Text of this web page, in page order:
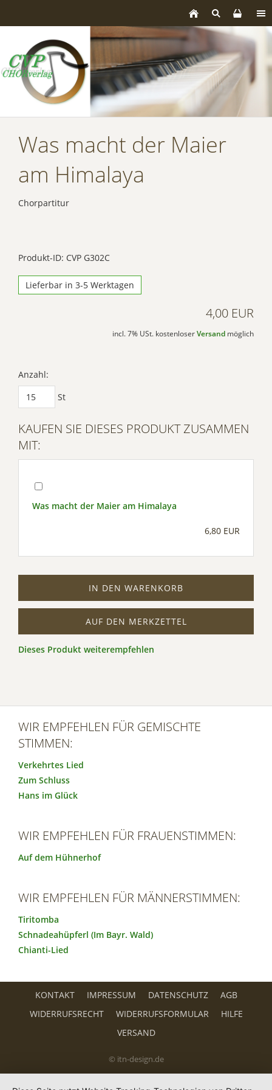
Was macht der Maier
am Himalaya
Chorpartitur
Produkt-ID: CVP G302C
Lieferbar in 3-5 Werktagen
4,00 EUR
incl. 7% USt. kostenloser Versand möglich
Anzahl:
St
KAUFEN SIE DIESES PRODUKT ZUSAMMEN
MIT:
Was macht der Maier am Himalaya
6,80 EUR
IN DEN WARENKORB
AUF DEN MERKZETTEL
Dieses Produkt weiterempfehlen
WIR EMPFEHLEN FÜR GEMISCHTE
STIMMEN:
Verkehrtes Lied
Zum Schluss
Hans im Glück
WIR EMPFEHLEN FÜR FRAUENSTIMMEN:
Auf dem Hühnerhof
WIR EMPFEHLEN FÜR MÄNNERSTIMMEN:
Tiritomba
Schnadeahüpferl (Im Bayr. Wald)
Chianti-Lied
KONTAKT IMPRESSUM DATENSCHUTZ
AGB
WIDERRUFSRECHT
WIDERRUFSFORMULAR
HILFE
VERSAND
© itn-design.de